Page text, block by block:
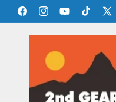
ンツに
進む
FacebookInstagramYouTubeTikTok
X
まとめ買いで最大1200